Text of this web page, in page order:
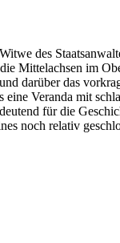
des
Mittelachsen im
darüber das
Veranda mit
für die
noch relativ